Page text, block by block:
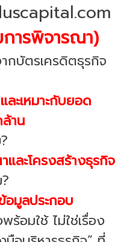
การพิจารณา)
กบัตรเครดิตธุรกิจ
ะเหมาะกับยอด
าน
ละโครงสร้างธุรกิจ
อมูลประกอบ
ร้อมใช้ ไม่ใช่เรื่อง